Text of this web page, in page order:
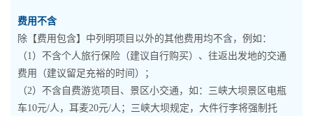
费用不含
除【费用包含】中列明项目以外的其他费用均不含，例如：
（1）不含个人旅行保险（建议自行购买）、往返出发地的交通
费用（建议留足充裕的时间）；
（2）不含自费游览项目、景区小交通，如：三峡大坝景区电瓶
车10元/人，耳麦20元/人；三峡大坝规定，大件行李将强制托